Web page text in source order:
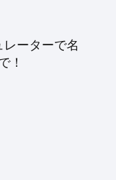
ーターで名
！